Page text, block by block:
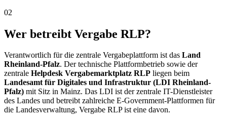
02
Wer betreibt Vergabe RLP?
Verantwortlich für die zentrale Vergabeplattform ist das Land
Rheinland-Pfalz. Der technische Plattformbetrieb sowie der
zentrale Helpdesk Vergabemarktplatz RLP liegen beim
Landesamt für Digitales und Infrastruktur (LDI Rheinland-
Pfalz) mit Sitz in Mainz. Das LDI ist der zentrale IT-Dienstleister
des Landes und betreibt zahlreiche E-Government-Plattformen für
die Landesverwaltung, Vergabe RLP ist eine davon.